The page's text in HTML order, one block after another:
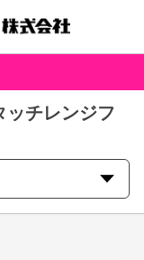
ッチレンジフ